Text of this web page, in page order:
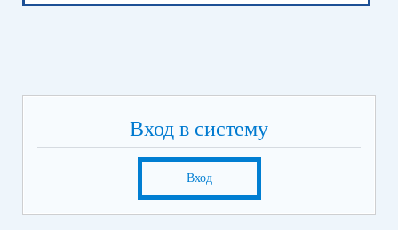
Вход в систему
Вход